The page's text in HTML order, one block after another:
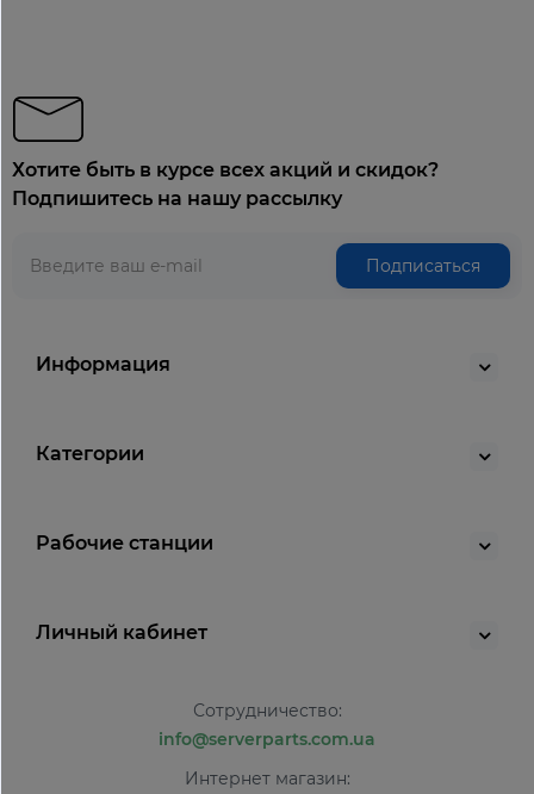
Хотите быть в курсе всех акций и скидок?
Подпишитесь на нашу рассылку
Подписаться
Информация
Категории
Рабочие станции
Личный кабинет
Сотрудничество:
info@serverparts.com.ua
Интернет магазин: